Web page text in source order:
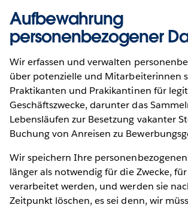
Aufbewahrung
personenbezogener
Wir erfassen und verwalten
über potenzielle und Mitarbeiterinnen
Praktikanten und Prakikantinen für
Geschäftszwecke, darunter das
Lebensläufen zur Besetzung vakanter
Buchung von Anreisen zu
Wir speichern Ihre
länger als notwendig für die Zwecke,
verarbeitet werden, und werden sie
Zeitpunkt löschen, es sei denn, wir